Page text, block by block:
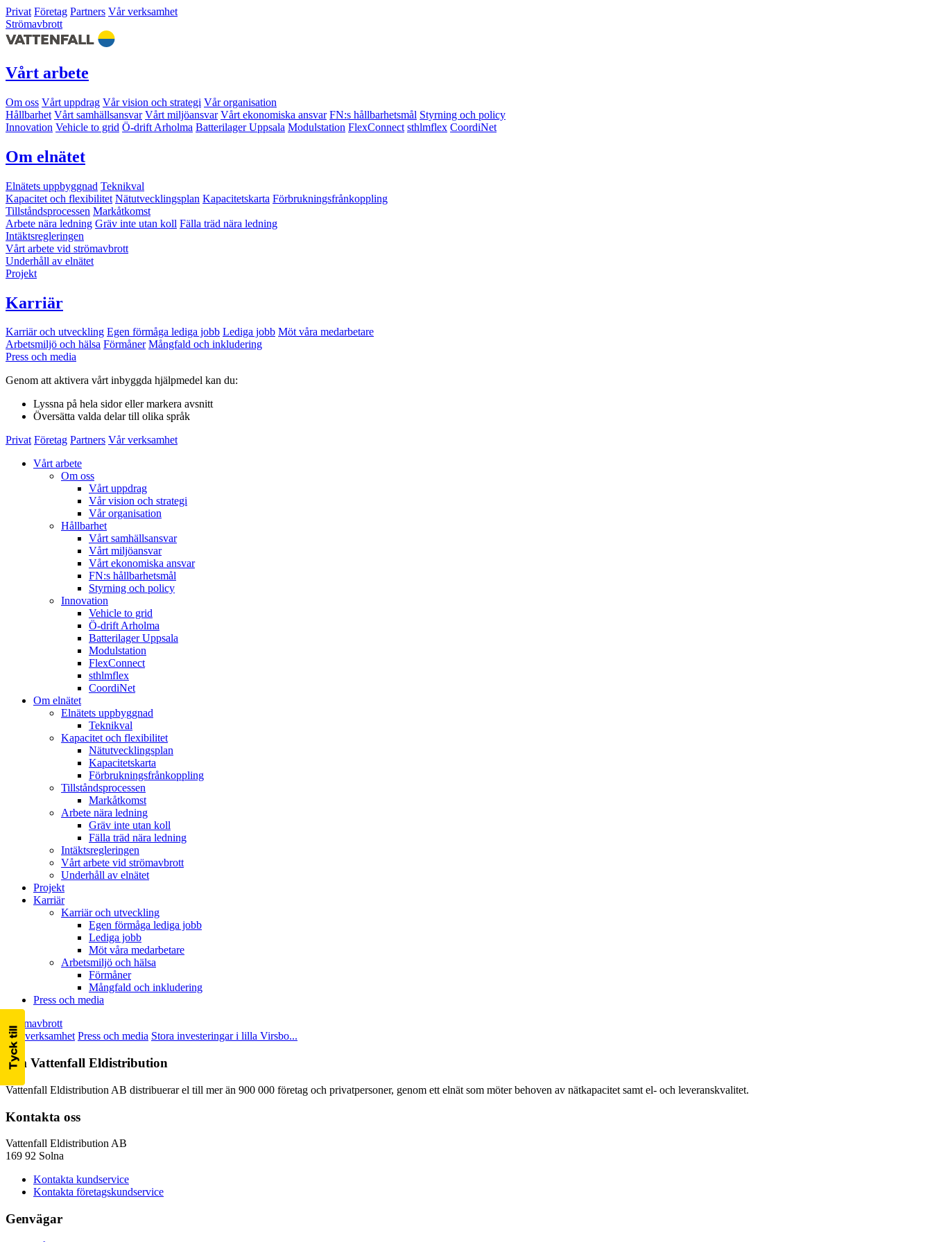
Privat Företag Partners Vår verksamhet
Strömavbrott
Vårt arbete
Om oss Vårt uppdrag Vår vision och strategi Vår organisation
Hållbarhet Vårt samhällsansvar Vårt miljöansvar Vårt ekonomiska ansvar FN:s hållbarhetsmål Styrning och policy
Innovation Vehicle to grid Ö-drift Arholma Batterilager Uppsala Modulstation FlexConnect sthlmflex CoordiNet
Om elnätet
Elnätets uppbyggnad Teknikval
Kapacitet och flexibilitet Nätutvecklingsplan Kapacitetskarta Förbrukningsfrånkoppling
Tillståndsprocessen Markåtkomst
Arbete nära ledning Gräv inte utan koll Fälla träd nära ledning
Intäktsregleringen
Vårt arbete vid strömavbrott
Underhåll av elnätet
Projekt
Karriär
Karriär och utveckling Egen förmåga lediga jobb Lediga jobb Möt våra medarbetare
Arbetsmiljö och hälsa Förmåner Mångfald och inkludering
Press och media
Genom att aktivera vårt inbyggda hjälpmedel kan du:
Lyssna på hela sidor eller markera avsnitt
Översätta valda delar till olika språk
Privat Företag Partners Vår verksamhet
Vårt arbete
Om oss
Vårt uppdrag
Vår vision och strategi
Vår organisation
Hållbarhet
Vårt samhällsansvar
Vårt miljöansvar
Vårt ekonomiska ansvar
FN:s hållbarhetsmål
Styrning och policy
Innovation
Vehicle to grid
Ö-drift Arholma
Batterilager Uppsala
Modulstation
FlexConnect
sthlmflex
CoordiNet
Om elnätet
Elnätets uppbyggnad
Teknikval
Kapacitet och flexibilitet
Nätutvecklingsplan
Kapacitetskarta
Förbrukningsfrånkoppling
Tillståndsprocessen
Markåtkomst
Arbete nära ledning
Gräv inte utan koll
Fälla träd nära ledning
Intäktsregleringen
Vårt arbete vid strömavbrott
Underhåll av elnätet
Projekt
Karriär
Karriär och utveckling
Egen förmåga lediga jobb
Lediga jobb
Möt våra medarbetare
Arbetsmiljö och hälsa
Förmåner
Mångfald och inkludering
Press och media
Strömavbrott
Vår verksamhet Press och media Stora investeringar i lilla Virsbo...
Om Vattenfall Eldistribution
Vattenfall Eldistribution AB distribuerar el till mer än 900 000 företag och privatpersoner, genom ett elnät som möter behoven av nätkapacitet samt el- och leveranskvalitet.
Kontakta oss
Vattenfall Eldistribution AB
169 92 Solna
Kontakta kundservice
Kontakta företagskundservice
Genvägar